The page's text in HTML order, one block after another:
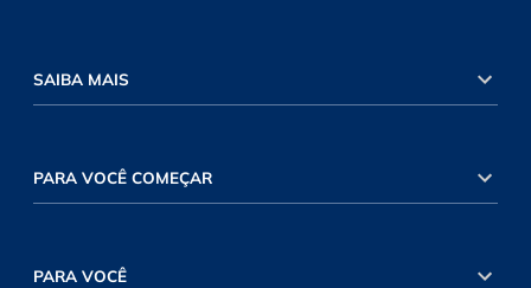
SAIBA MAIS
PARA VOCÊ COMEÇAR
PARA VOCÊ